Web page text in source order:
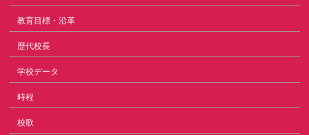
教育目標・沿革
歴代校長
学校データ
時程
校歌